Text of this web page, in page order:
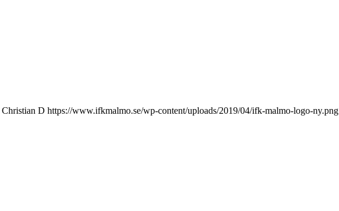
Christian D https://www.ifkmalmo.se/wp-content/uploads/2019/04/ifk-malmo-logo-ny.png